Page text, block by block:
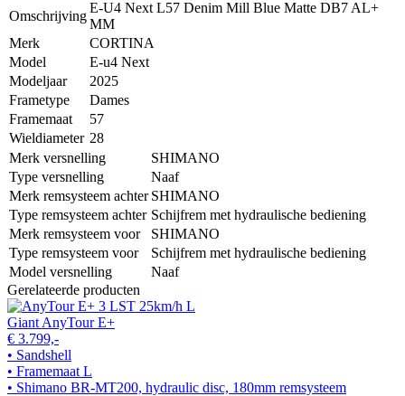
Omschrijving
E-U4 Next L57 Denim Mill Blue Matte DB7 AL+
MM
Merk
CORTINA
Model
E-u4 Next
Modeljaar
2025
Frametype
Dames
Framemaat
57
Wieldiameter 28
Merk versnelling
SHIMANO
Type versnelling
Naaf
Merk remsysteem achter SHIMANO
Type remsysteem achter Schijfrem met hydraulische bediening
Merk remsysteem voor
SHIMANO
Type remsysteem voor
Schijfrem met hydraulische bediening
Model versnelling
Naaf
Gerelateerde producten
Giant AnyTour E+
€ 3.799,-
• Sandshell
• Framemaat L
• Shimano BR-MT200, hydraulic disc, 180mm remsysteem